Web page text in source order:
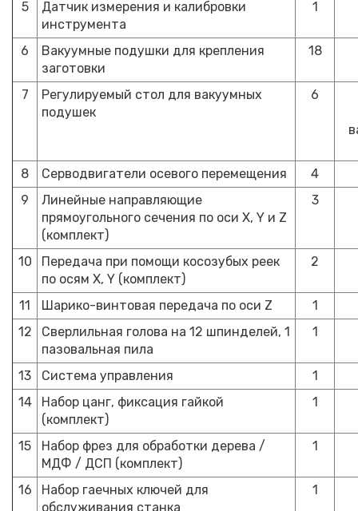
5
Датчик измерения и калибровки
инструмента
1
6
Вакуумные подушки для крепления
заготовки
18
7
Регулируемый стол для вакуумных
подушек
6
8 Серводвигатели осевого перемещения
4
9
Линейные направляющие
прямоугольного сечения по оси X, Y и Z
(комплект)
3
10
Передача при помощи косозубых реек
по осям X, Y (комплект)
2
11 Шарико-винтовая передача по оси Z
1
12
Сверлильная голова на 12 шпинделей, 1
пазовальная пила
1
13 Система управления
1
14
Набор цанг, фиксация гайкой
(комплект)
1
15
Набор фрез для обработки дерева /
МДФ / ДСП (комплект)
1
16
Набор гаечных ключей для
обслуживания станка
1